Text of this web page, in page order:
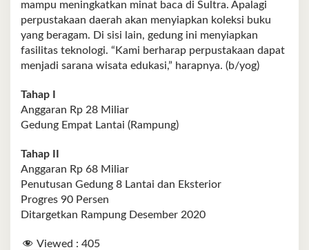
mampu meningkatkan minat baca di Sultra. Apalagi
perpustakaan daerah akan menyiapkan koleksi buku
yang beragam. Di sisi lain, gedung ini menyiapkan
fasilitas teknologi. “Kami berharap perpustakaan dapat
menjadi sarana wisata edukasi,” harapnya. (b/yog)
Tahap I
Anggaran Rp 28 Miliar
Gedung Empat Lantai (Rampung)
Tahap II
Anggaran Rp 68 Miliar
Penutusan Gedung 8 Lantai dan Eksterior
Progres 90 Persen
Ditargetkan Rampung Desember 2020
Viewed : 405